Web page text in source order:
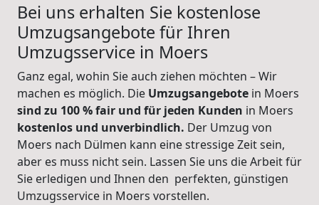
Bei uns erhalten Sie kostenlose
Umzugsangebote für Ihren
Umzugsservice in Moers
Ganz egal, wohin Sie auch ziehen möchten – Wir
machen es möglich. Die Umzugsangebote in Moers
sind zu 100 % fair und für jeden Kunden in Moers
kostenlos und unverbindlich. Der Umzug von
Moers nach Dülmen kann eine stressige Zeit sein,
aber es muss nicht sein. Lassen Sie uns die Arbeit für
Sie erledigen und Ihnen den perfekten, günstigen
Umzugsservice in Moers vorstellen.